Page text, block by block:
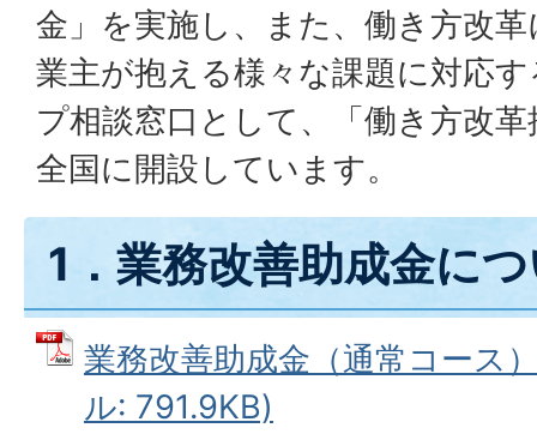
金」を実施し、また、働き方改
業主が抱える様々な課題に対応
プ相談窓口として、「働き方改
全国に開設しています。
1．業務改善助成金に
業務改善助成金（通常コース
ル: 791.9KB)